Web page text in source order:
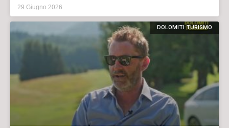
29 Giugno 2026
DOLOMITI TURISMO